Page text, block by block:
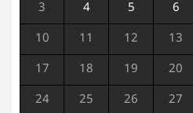
3 4 5 6
10 11 12 13
17 18 19 20
24 25 26 27